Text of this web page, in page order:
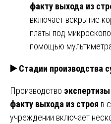
факту выхода из
включает вскрытие
платы под
помощью
▶️Стадии производства
Производство
факту выхода из строя в
учреждении включает